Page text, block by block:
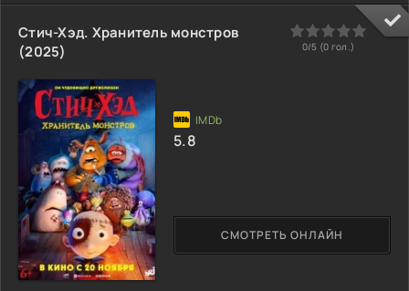
нужно найти Сердце Мира — хрупкий кристалл, что
поддерживает баланс. За ним охотится таинственный Страж,
считающий, что людям здесь не место. Путешествие
становится испытанием. Акито борется со своими страхами,
Стич-Хэд. Хранитель монстров
(2025)
СМОТРЕТЬ ОНЛАЙН
5.8
0 4 5
0/5 (0 гол.)